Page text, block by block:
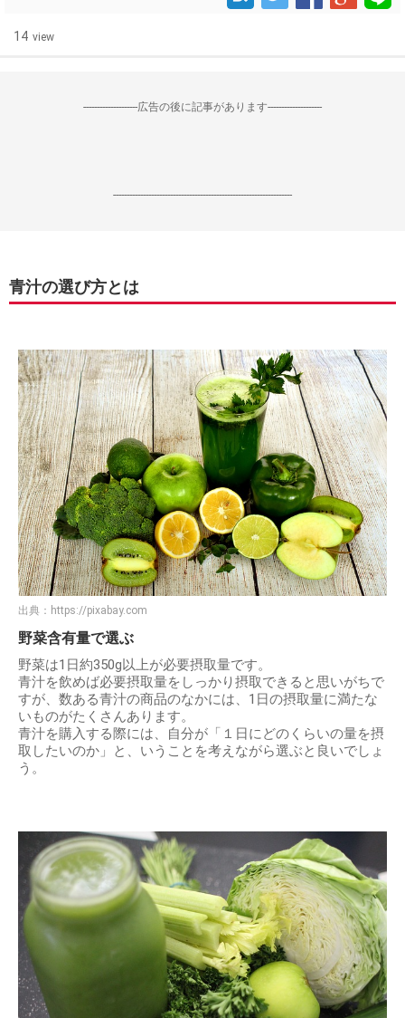
14 view
--------------------広告の後に記事があります--------------------
------------------------------------------------------------------
青汁の選び方とは
出典： https://pixabay.com
野菜含有量で選ぶ
野菜は1日約350g以上が必要摂取量です。
青汁を飲めば必要摂取量をしっかり摂取できると思いがちで
すが、数ある青汁の商品のなかには、1日の摂取量に満たな
いものがたくさんあります。
青汁を購入する際には、自分が「１日にどのくらいの量を摂
取したいのか」と、いうことを考えながら選ぶと良いでしょ
う。